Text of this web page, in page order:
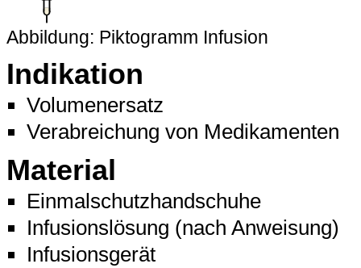
Abbildung: Piktogramm Infusion
Indikation
Volumenersatz
Verabreichung von Medikamenten
Material
Einmalschutzhandschuhe
Infusionslösung (nach Anweisung)
Infusionsgerät